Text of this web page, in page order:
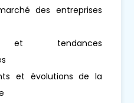
des entreprises
et tendances
et évolutions de la